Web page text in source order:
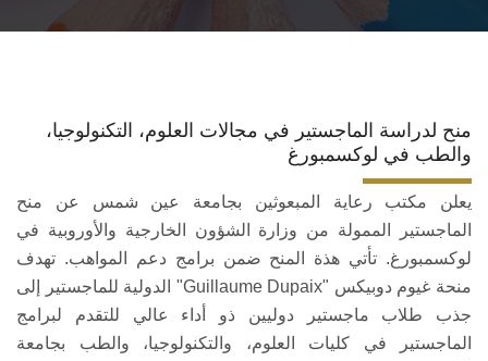
المجلات العلمية
منح لدراسة الماجستير في مجالات العلوم، التكنولوجيا،
والطب في لوكسمبورغ
يعلن مكتب رعاية المبعوثين بجامعة عين شمس عن منح
الماجستير الممولة من وزارة الشؤون الخارجية والأوروبية في
لوكسمبورغ. تأتي هذة المنح ضمن برامج دعم المواهب. تهدف
منحة غيوم دوبيكس "Guillaume Dupaix" الدولية للماجستير إلى
جذب طلاب ماجستير دوليين ذو أداء عالي للتقدم لبرامج
الماجستير في كليات العلوم، والتكنولوجيا، والطب بجامعة